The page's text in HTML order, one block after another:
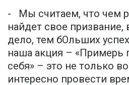
- Мы считаем, что чем
найдет свое
дело, тем бОльших
наша акция – «Примерь
себя» – это не только
интересно провести